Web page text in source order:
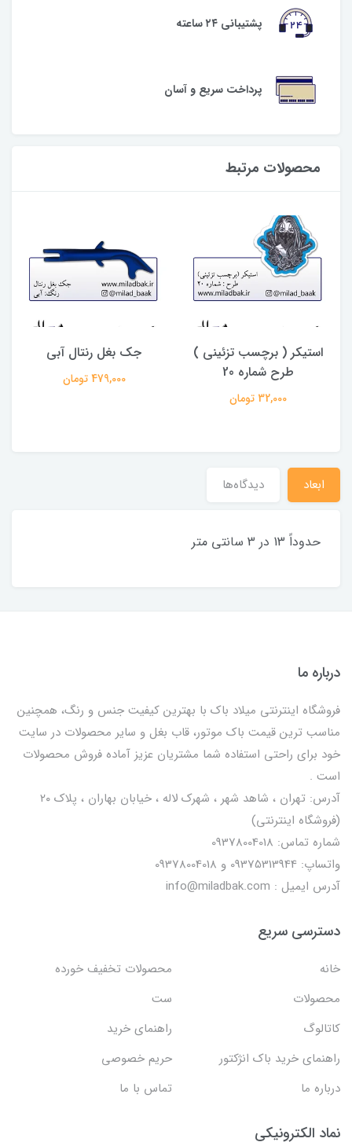
پشتیبانی ۲۴ ساعته
پرداخت سریع و آسان
محصولات مرتبط
استیکر ( برچسب تزئینی )
طرح شماره 20
32,000 تومان
جک بغل رنتال آبی
479,000 تومان
ابعاد دیدگاه‌ها
حدوداً 13 در 3 سانتی متر
درباره ما
فروشگاه اینترنتی میلاد باک با بهترین کیفیت جنس و رنگ، همچنین
مناسب ترین قیمت باک موتور، قاب بغل و سایر محصولات در سایت
خود برای راحتی استفاده شما مشتریان عزیز آماده فروش محصولات
است .
آدرس: تهران ، شاهد شهر ، شهرک لاله ، خیابان بهاران ، پلاک ۲۰
(فروشگاه اینترنتی)
شماره تماس: 09378004018
واتساپ: 09375313944 و 09378004018
آدرس ایمیل : info@miladbak.com
دسترسی سریع
خانه
محصولات تخفیف خورده
محصولات
ست
کاتالوگ
راهنمای خرید
راهنمای خرید باک انژکتور
حریم خصوصی
درباره ما
تماس با ما
نماد الکترونیکی